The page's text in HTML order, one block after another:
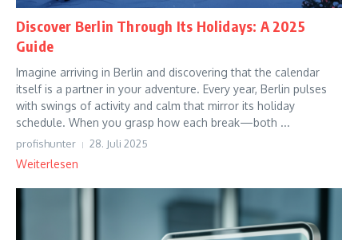
Discover Berlin Through Its Holidays: A 2025
Guide
Imagine arriving in Berlin and discovering that the calendar
itself is a partner in your adventure. Every year, Berlin pulses
with swings of activity and calm that mirror its holiday
schedule. When you grasp how each break—both ...
profishunter 28. Juli 2025
Weiterlesen